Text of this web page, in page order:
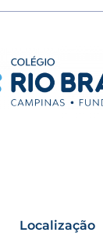
Localização